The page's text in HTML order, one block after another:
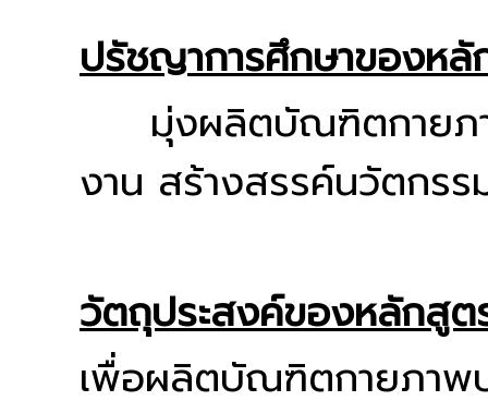
ปรัชญาการศึกษาของหลั
มุ่งผลิตบัณฑิตกายภา
งาน สร้างสรรค์นวัตกร
วัตถุประสงค์ของหลักสูต
เพื่อผลิตบัณฑิตกายภา